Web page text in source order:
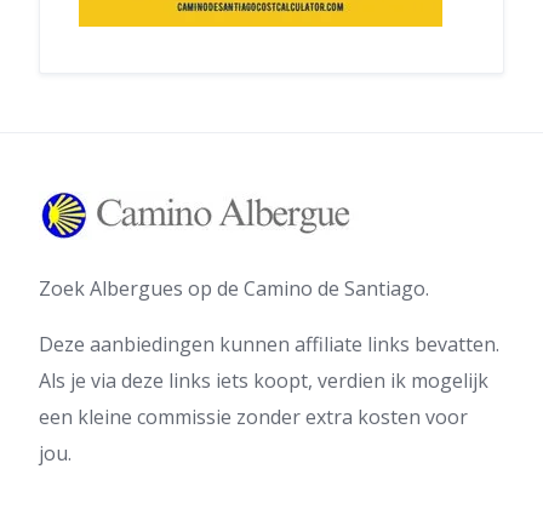
Zoek Albergues op de Camino de Santiago.
Deze aanbiedingen kunnen affiliate links bevatten.
Als je via deze links iets koopt, verdien ik mogelijk
een kleine commissie zonder extra kosten voor
jou.